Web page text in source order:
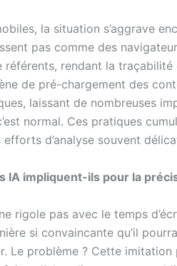
la situation s’aggrave
pas comme des
référents, rendant la
de pré-chargement des
laissant de nombreuses
normal. Ces pratiques
d’analyse souvent
IA impliquent-ils pour la
rigole pas avec le temps
si convaincante qu’il
Le problème ? Cette